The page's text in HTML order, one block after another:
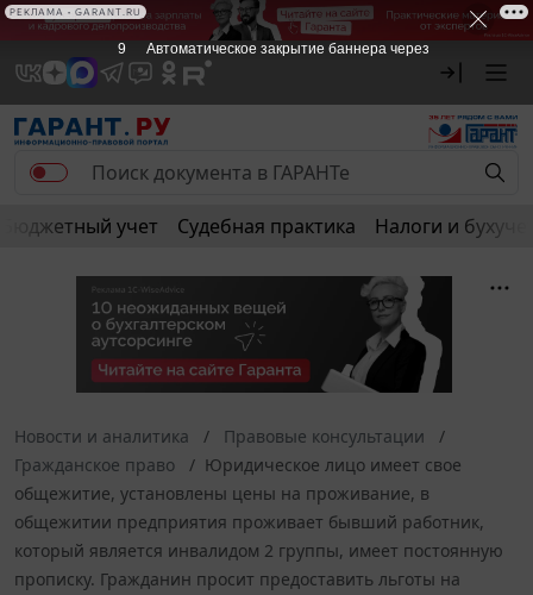
Бюджетный учет Судебная практика Налоги и
Новости и аналитика
Правовые консультации
Гражданское право
Юридическое лицо имеет свое
общежитие, установлены цены на проживание, в
общежитии предприятия проживает бывший работник,
который является инвалидом 2 группы, имеет постоянную
прописку. Гражданин просит предоставить льготы на
8 Автоматическое закрытие баннера через
РЕКЛАМА • GARANT.RU